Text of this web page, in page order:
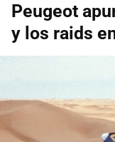
Peugeot
y los raids